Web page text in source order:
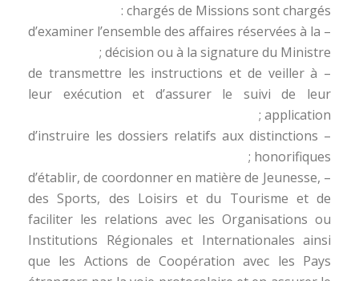
chargés de Missions sont chargés :
– d’examiner l’ensemble des affaires réservées à la
décision ou à la signature du Ministre ;
– de transmettre les instructions et de veiller à
leur exécution et d’assurer le suivi de leur
application ;
– d’instruire les dossiers relatifs aux distinctions
honorifiques ;
– d’établir, de coordonner en matière de Jeunesse,
des Sports, des Loisirs et du Tourisme et de
faciliter les relations avec les Organisations ou
Institutions Régionales et Internationales ainsi
que les Actions de Coopération avec les Pays